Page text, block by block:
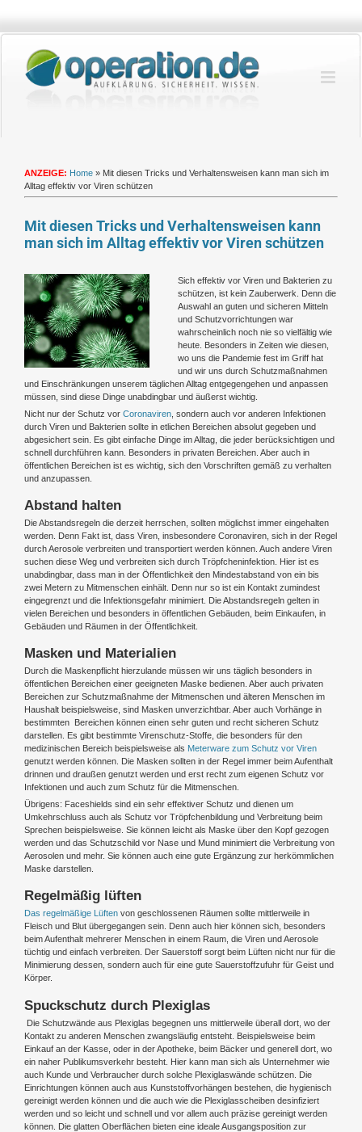
springen
ANZEIGE: Home » Mit diesen Tricks und Verhaltensweisen kann man sich im
Alltag effektiv vor Viren schützen
Mit diesen Tricks und Verhaltensweisen kann
man sich im Alltag effektiv vor Viren schützen
Zeige
grösseres
Bild
Sich effektiv vor Viren und Bakterien zu
schützen, ist kein Zauberwerk. Denn die
Auswahl an guten und sicheren Mitteln
und Schutzvorrichtungen war
wahrscheinlich noch nie so vielfältig wie
heute. Besonders in Zeiten wie diesen,
wo uns die Pandemie fest im Griff hat
und wir uns durch Schutzmaßnahmen
und Einschränkungen unserem täglichen Alltag entgegengehen und anpassen
müssen, sind diese Dinge unabdingbar und äußerst wichtig.
Nicht nur der Schutz vor Coronaviren , sondern auch vor anderen Infektionen
durch Viren und Bakterien sollte in etlichen Bereichen absolut gegeben und
abgesichert sein. Es gibt einfache Dinge im Alltag, die jeder berücksichtigen und
schnell durchführen kann. Besonders in privaten Bereichen. Aber auch in
öffentlichen Bereichen ist es wichtig, sich den Vorschriften gemäß zu verhalten
und anzupassen.
Abstand halten
Die Abstandsregeln die derzeit herrschen, sollten möglichst immer eingehalten
werden. Denn Fakt ist, dass Viren, insbesondere Coronaviren, sich in der Regel
durch Aerosole verbreiten und transportiert werden können. Auch andere Viren
suchen diese Weg und verbreiten sich durch Tröpfcheninfektion. Hier ist es
unabdingbar, dass man in der Öffentlichkeit den Mindestabstand von ein bis
zwei Metern zu Mitmenschen einhält. Denn nur so ist ein Kontakt zumindest
eingegrenzt und die Infektionsgefahr minimiert. Die Abstandsregeln gelten in
vielen Bereichen und besonders in öffentlichen Gebäuden, beim Einkaufen, in
Gebäuden und Räumen in der Öffentlichkeit.
Masken und Materialien
Durch die Maskenpflicht hierzulande müssen wir uns täglich besonders in
öffentlichen Bereichen einer geeigneten Maske bedienen. Aber auch privaten
Bereichen zur Schutzmaßnahme der Mitmenschen und älteren Menschen im
Haushalt beispielsweise, sind Masken unverzichtbar. Aber auch Vorhänge in
bestimmten Bereichen können einen sehr guten und recht sicheren Schutz
darstellen. Es gibt bestimmte Virenschutz-Stoffe, die besonders für den
medizinischen Bereich beispielsweise als Meterware zum Schutz vor Viren
genutzt werden können. Die Masken sollten in der Regel immer beim Aufenthalt
drinnen und draußen genutzt werden und erst recht zum eigenen Schutz vor
Infektionen und auch zum Schutz für die Mitmenschen.
Übrigens: Faceshields sind ein sehr effektiver Schutz und dienen um
Umkehrschluss auch als Schutz vor Tröpfchenbildung und Verbreitung beim
Sprechen beispielsweise. Sie können leicht als Maske über den Kopf gezogen
werden und das Schutzschild vor Nase und Mund minimiert die Verbreitung von
Aerosolen und mehr. Sie können auch eine gute Ergänzung zur herkömmlichen
Maske darstellen.
Regelmäßig lüften
Das regelmäßige Lüften von geschlossenen Räumen sollte mittlerweile in
Fleisch und Blut übergegangen sein. Denn auch hier können sich, besonders
beim Aufenthalt mehrerer Menschen in einem Raum, die Viren und Aerosole
tüchtig und einfach verbreiten. Der Sauerstoff sorgt beim Lüften nicht nur für die
Minimierung dessen, sondern auch für eine gute Sauerstoffzufuhr für Geist und
Körper.
Spuckschutz durch Plexiglas
Die Schutzwände aus Plexiglas begegnen uns mittlerweile überall dort, wo der
Kontakt zu anderen Menschen zwangsläufig entsteht. Beispielsweise beim
Einkauf an der Kasse, oder in der Apotheke, beim Bäcker und generell dort, wo
ein naher Publikumsverkehr besteht. Hier kann man sich als Unternehmer wie
auch Kunde und Verbraucher durch solche Plexiglaswände schützen. Die
Einrichtungen können auch aus Kunststoffvorhängen bestehen, die hygienisch
gereinigt werden können und die auch wie die Plexiglasscheiben desinfiziert
werden und so leicht und schnell und vor allem auch präzise gereinigt werden
können. Die glatten Oberflächen bieten eine ideale Ausgangsposition zur